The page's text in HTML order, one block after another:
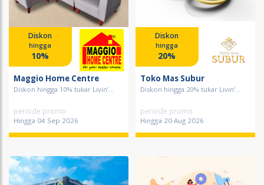
Diskon
hingga
10%
Maggio Home Centre
Diskon hingga 10% tukar Livin’...
periode promo
Hingga 04 Sep 2026
Diskon
hingga
20%
Toko Mas Subur
Diskon hingga 20% tukar Livin’...
periode promo
Hingga 20 Aug 2026